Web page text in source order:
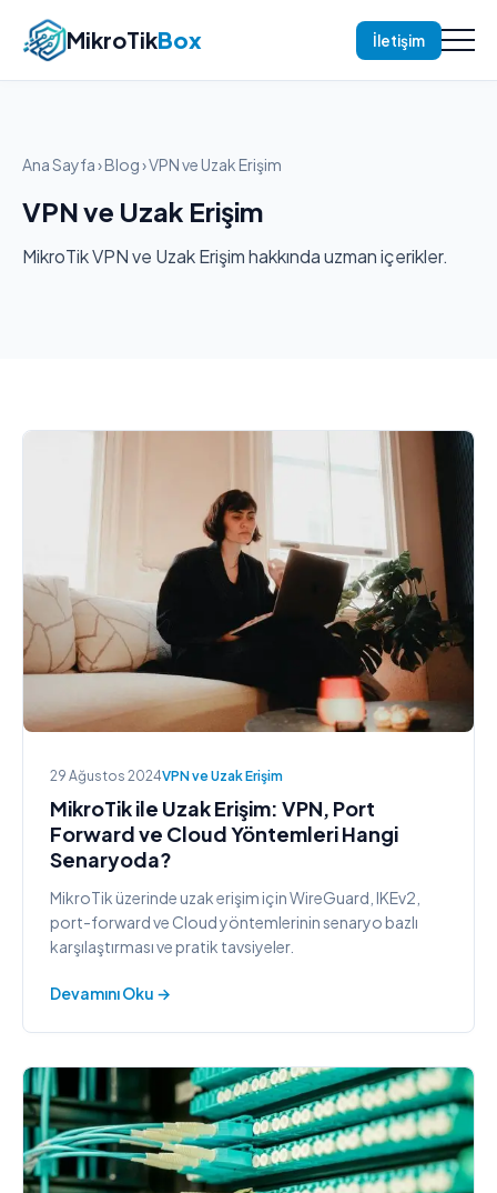
MikroTikBox İletişim
Ana Sayfa›Blog› VPN ve Uzak Erişim
VPN ve Uzak Erişim
MikroTik VPN ve Uzak Erişim hakkında uzman içerikler.
29 Ağustos 2024VPN ve Uzak Erişim
MikroTik ile Uzak Erişim: VPN, Port
Forward ve Cloud Yöntemleri Hangi
Senaryoda?
MikroTik üzerinde uzak erişim için WireGuard, IKEv2,
port-forward ve Cloud yöntemlerinin senaryo bazlı
karşılaştırması ve pratik tavsiyeler.
Devamını Oku →